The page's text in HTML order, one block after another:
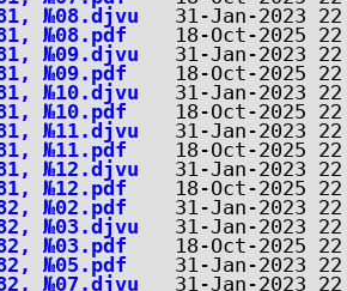
№08.djvu
№08.pdf
№09.djvu
№09.pdf
№10.djvu
№10.pdf
№11.djvu
№11.pdf
№12.djvu
№12.pdf
№02.pdf
№03.djvu
№03.pdf
№05.pdf
№07.djvu